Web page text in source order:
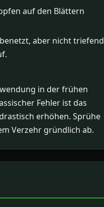
auf den Blättern
aber nicht triefend
in der frühen
Fehler ist das
erhöhen. Sprühe
Verzehr gründlich ab.